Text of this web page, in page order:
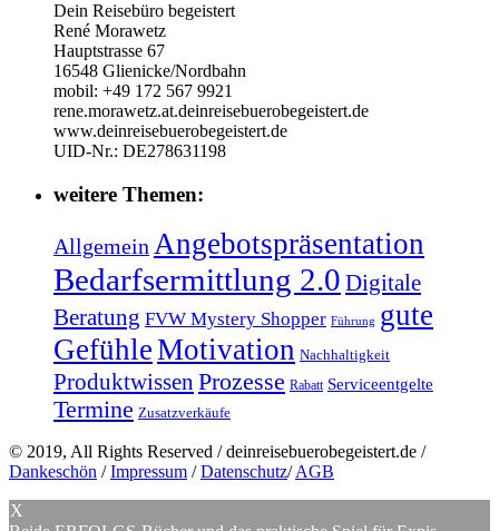
Dein Reisebüro begeistert
René Morawetz
Hauptstrasse 67
16548 Glienicke/Nordbahn
mobil: +49 172 567 9921
rene.morawetz.at.deinreisebuerobegeistert.de
www.deinreisebuerobegeistert.de
UID-Nr.: DE278631198
weitere Themen:
AllgemeinAngebotspräsentation
Bedarfsermittlung 2.0 Digitale
Beratung FVW Mystery Shopper Führung gute
GefühleMotivation Nachhaltigkeit
Produktwissen Prozesse Rabatt Serviceentgelte
Termine Zusatzverkäufe
© 2019, All Rights Reserved / deinreisebuerobegeistert.de /
Dankeschön /Impressum /Datenschutz/AGB
X